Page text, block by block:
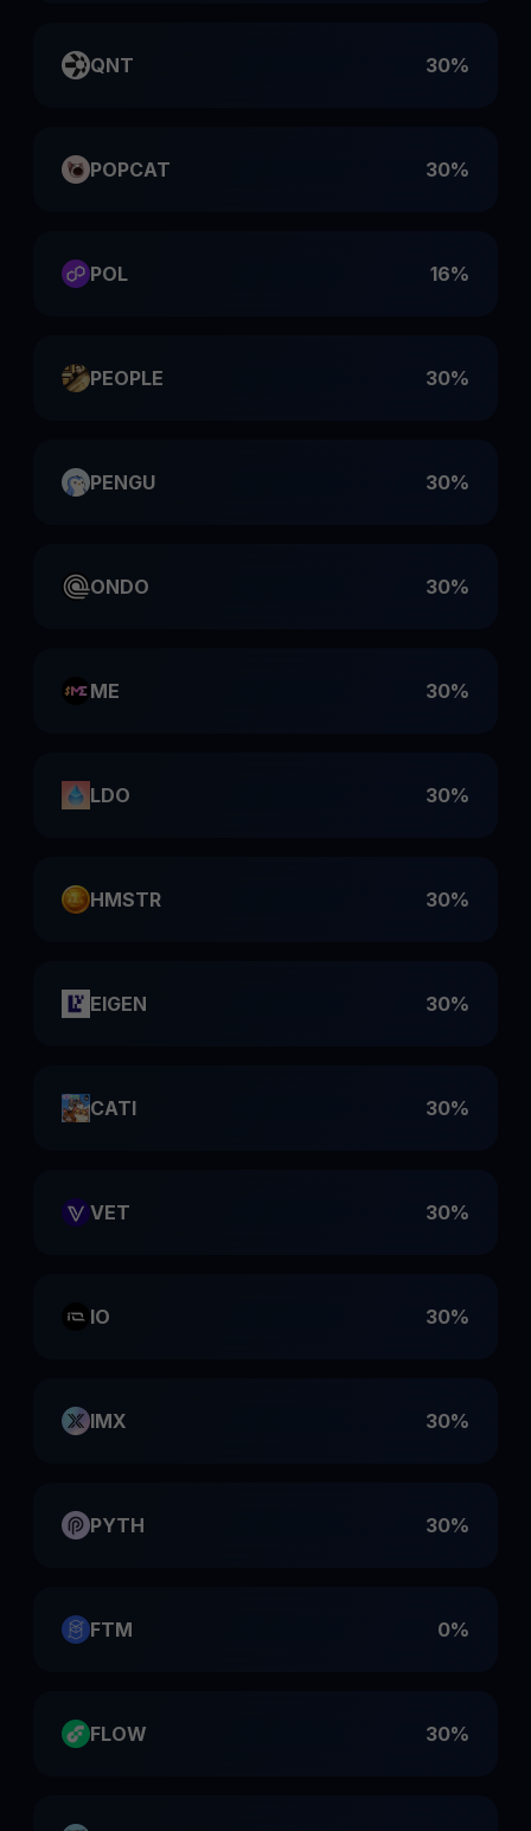
QNT 30%
POPCAT 30%
POL 16%
PEOPLE 30%
PENGU 30%
ONDO 30%
ME 30%
LDO 30%
HMSTR 30%
EIGEN 30%
CATI 30%
VET 30%
IO 30%
IMX 30%
PYTH 30%
FTM 0%
FLOW 30%